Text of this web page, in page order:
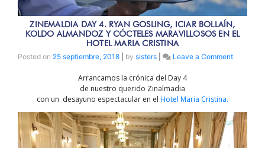
ZINEMALDIA DAY 4. RYAN GOSLING, ICIAR BOLLAÍN,
KOLDO ALMANDOZ Y CÓCTELES MARAVILLOSOS EN EL
HOTEL MARIA CRISTINA
Posted on 25 septiembre, 2018 by sisters Leave a Commenton
Iciar
Bollaín,
Koldo
Arrancamos la crónica del Day 4
de nuestro querido Zinalmadia
con un desayuno espectacular en el Hotel Maria Cristina.